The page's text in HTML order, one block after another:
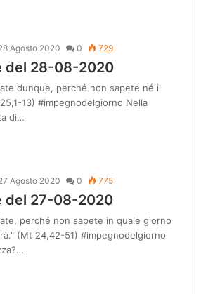
Agosto 2020 0 729
del 28-08-2020
dunque, perché non sapete né il
13) #impegnodelgiorno Nella
di…
Agosto 2020 0 775
del 27-08-2020
perché non sapete in quale giorno
(Mt 24,42-51) #impegnodelgiorno